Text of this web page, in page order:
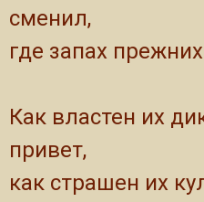
сменил,
где запах
Как властен их
привет,
как страшен их